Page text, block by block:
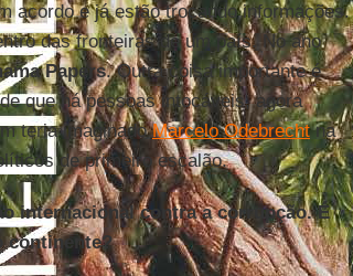
acordo e já estão trocando informações.
das fronteiras de um país. No ano
Papers. Outra coisa importante é
que há pessoas intocáveis, agora
teria imaginadoMarcelo Odebrechtna
de primeiro escalão.
internacional contra a corrupção. É
continente?